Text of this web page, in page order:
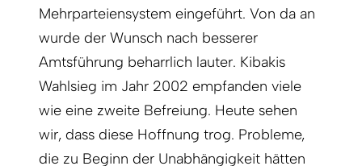
Mehrparteiensystem eingeführt. Von da an
wurde der Wunsch nach besserer
Amtsführung beharrlich lauter. Kibakis
Wahlsieg im Jahr 2002 empfanden viele
wie eine zweite Befreiung. Heute sehen
wir, dass diese Hoffnung trog. Probleme,
die zu Beginn der Unabhängigkeit hätten